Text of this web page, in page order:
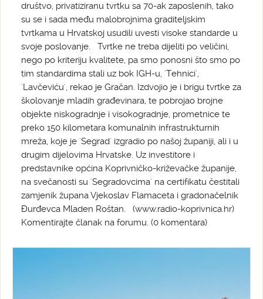
društvo, privatiziranu tvrtku sa 70-ak zaposlenih, tako
su se i sada među malobrojnima graditeljskim
tvrtkama u Hrvatskoj usudili uvesti visoke standarde u
svoje poslovanje. Tvrtke ne treba dijeliti po veličini,
nego po kriteriju kvalitete, pa smo ponosni što smo po
tim standardima stali uz bok IGH-u, 'Tehnici',
'Lavčeviću', rekao je Gračan. Izdvojio je i brigu tvrtke za
školovanje mladih građevinara, te pobrojao brojne
objekte niskogradnje i visokogradnje, prometnice te
preko 150 kilometara komunalnih infrastrukturnih
mreža, koje je 'Segrad' izgradio po našoj županiji, ali i u
drugim dijelovima Hrvatske. Uz investitore i
predstavnike općina Koprivničko-križevačke županije,
na svečanosti su 'Segradovcima' na certifikatu čestitali
zamjenik župana Vjekoslav Flamaceta i gradonačelnik
Đurđevca Mladen Roštan. (www.radio-koprivnica.hr)
Komentirajte članak na forumu. (0 komentara)